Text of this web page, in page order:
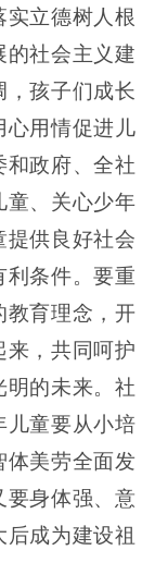
立德树人根
的社会主义建
，孩子们成长
心用情促进儿
和政府、全社
童、关心少年
提供良好社会
利条件。要重
教育理念，开
来，共同呵护
明的未来。社
儿童要从小培
体美劳全面发
要身体强、意
成为建设祖